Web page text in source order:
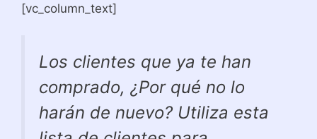
[vc_column_text]
Los clientes que ya te han
comprado, ¿Por qué no lo
harán de nuevo? Utiliza esta